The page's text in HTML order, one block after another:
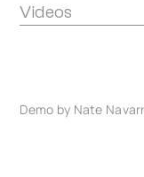
Videos
Demo by Nate